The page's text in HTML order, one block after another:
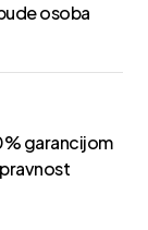
osoba
garancijom